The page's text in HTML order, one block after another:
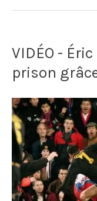
Ivre,
directeur
de
prison
libère
142
détenus
VIDÉO -
prison